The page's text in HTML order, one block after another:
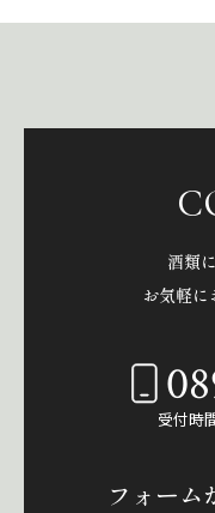
酒類
お気軽に
受付時
フォーム